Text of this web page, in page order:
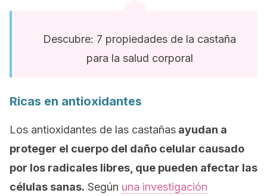
Descubre: 7 propiedades de la castaña
para la salud corporal
Ricas en antioxidantes
Los antioxidantes de las castañas ayudan a
proteger el cuerpo del daño celular causado
por los radicales libres, que pueden afectar las
células sanas. Según una investigación